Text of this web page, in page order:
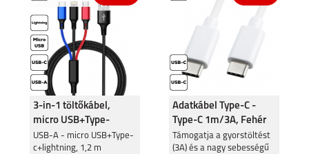
9
3-in-1 töltőkábel,
micro USB+Type-
c+lightning
USB-A - micro USB+Type-
c+lightning, 1,2 m
Adatkábel Type-C -
Type-C 1m/3A, Fehér
Támogatja a gyorstöltést
(3A) és a nagy sebességű